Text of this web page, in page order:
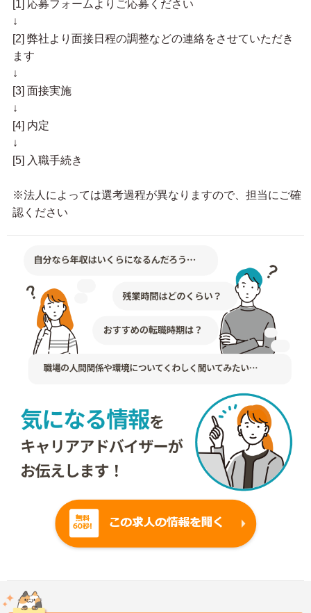
[1] 応募フォームよりご応募ください
↓
[2] 弊社より面接日程の調整などの連絡をさせていただき
ます
↓
[3] 面接実施
↓
[4] 内定
↓
[5] 入職手続き
※法人によっては選考過程が異なりますので、担当にご確
認ください